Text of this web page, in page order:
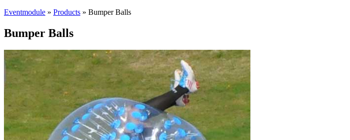
Eventmodule » Products » Bumper Balls
Bumper Balls